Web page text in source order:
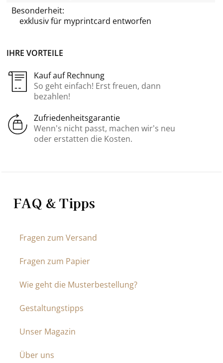
IHRE VORTEILE
Kauf auf Rechnung
So geht einfach! Erst freuen, dann
bezahlen!
Zufriedenheitsgarantie
Wenn’s nicht passt, machen wir’s neu
oder erstatten die Kosten.
Besonderheit:
exklusiv für myprintcard entworfen
FAQ & Tipps
Fragen zum Versand
Fragen zum Papier
Wie geht die Musterbestellung?
Gestaltungstipps
Unser Magazin
Über uns